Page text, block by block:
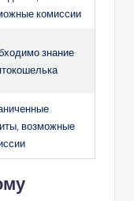
комиссии
знание
возможные